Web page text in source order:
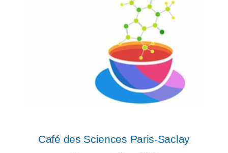
Café des Sciences Paris-Saclay